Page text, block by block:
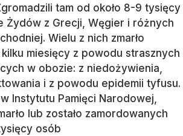
tam od około 8-9 tysięcy
Żydów z Grecji, Węgier i różnych
Wielu z nich zmarło
miesięcy z powodu strasznych
w obozie: z niedożywienia,
i z powodu epidemii tyfusu.
Instytutu Pamięci Narodowej,
lub zostało zamordowanych
osób